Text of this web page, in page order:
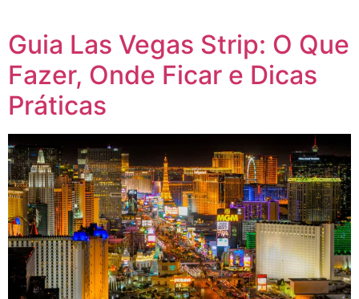
Guia Las Vegas Strip: O Que
Fazer, Onde Ficar e Dicas
Práticas